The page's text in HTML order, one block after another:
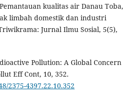
kualitas air Danau Toba,
limbah domestik dan industri
Jurnal Ilmu Sosial, 5(5),
Pollution: A Global Concern
Eff Cont, 10, 352.
2375-4397.22.10.352